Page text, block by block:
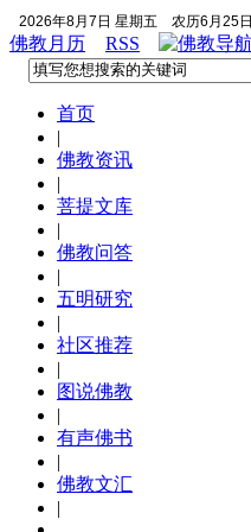
2026年8月7日 星期五 农历6月25日
佛教月历 RSS
首页
|
佛教资讯
|
菩提文库
|
佛教问答
|
五明研究
|
社区推荐
|
图说佛教
|
有声佛书
|
佛教文汇
|